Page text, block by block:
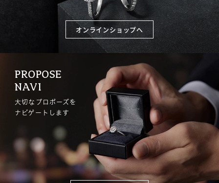
オンラインショップへ
PROPOSE
NAVI
大切なプロポーズを
ナビゲートします